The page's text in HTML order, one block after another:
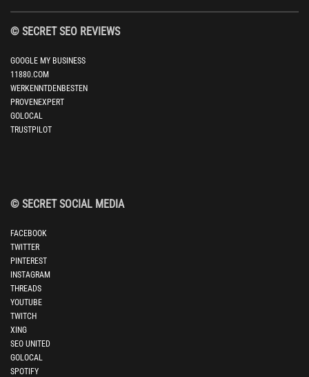
© SECRET SEO REVIEWS
GOOGLE MY BUSINESS
11880.COM
WERKENNTDENBESTEN
PROVENEXPERT
GOLOCAL
TRUSTPILOT
© SECRET SOCIAL MEDIA
FACEBOOK
TWITTER
PINTEREST
INSTAGRAM
THREADS
YOUTUBE
TWITCH
XING
SEO UNITED
GOLOCAL
SPOTIFY